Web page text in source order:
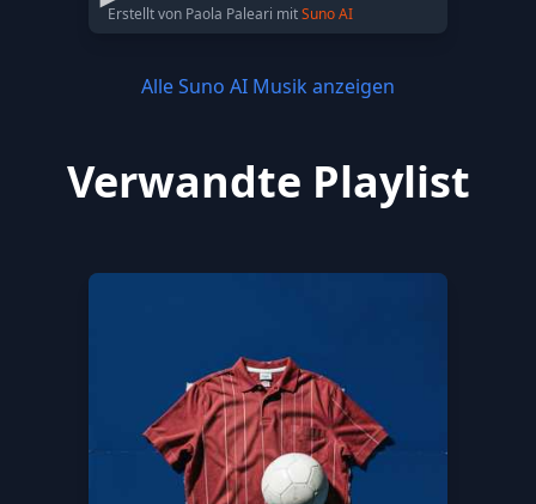
Erstellt von Paola Paleari mitSuno AI
Alle Suno AI Musik anzeigen
Verwandte Playlist